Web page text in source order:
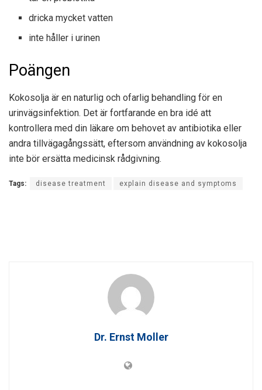
dricka mycket vatten
inte håller i urinen
Poängen
Kokosolja är en naturlig och ofarlig behandling för en
urinvägsinfektion. Det är fortfarande en bra idé att
kontrollera med din läkare om behovet av antibiotika eller
andra tillvägagångssätt, eftersom användning av kokosolja
inte bör ersätta medicinsk rådgivning.
Tags: disease treatment explain disease and symptoms
Dr. Ernst Moller